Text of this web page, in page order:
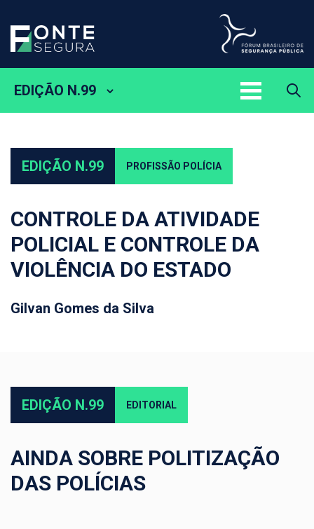
EDIÇÃO N.99
EDIÇÃO N.99 PROFISSÃO POLÍCIA
CONTROLE DA ATIVIDADE
POLICIAL E CONTROLE DA
VIOLÊNCIA DO ESTADO
Gilvan Gomes da Silva
EDIÇÃO N.99 EDITORIAL
AINDA SOBRE POLITIZAÇÃO
DAS POLÍCIAS